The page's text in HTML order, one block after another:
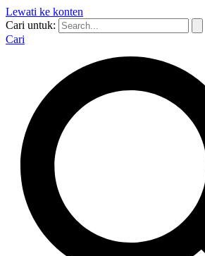
Lewati ke konten
Cari untuk:
Cari